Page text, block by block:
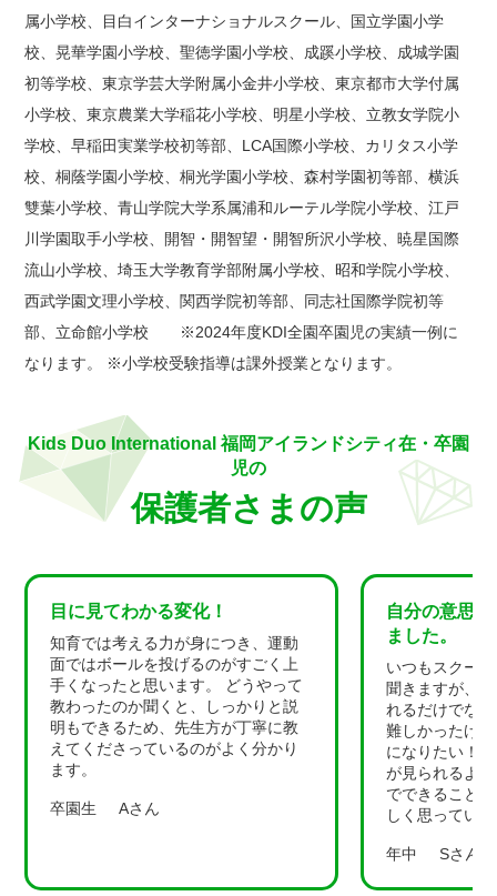
属小学校、目白インターナショナルスクール、国立学園小学
校、晃華学園小学校、聖徳学園小学校、成蹊小学校、成城学園
初等学校、東京学芸大学附属小金井小学校、東京都市大学付属
小学校、東京農業大学稲花小学校、明星小学校、立教女学院小
学校、早稲田実業学校初等部、LCA国際小学校、カリタス小学
校、桐蔭学園小学校、桐光学園小学校、森村学園初等部、横浜
雙葉小学校、青山学院大学系属浦和ルーテル学院小学校、江戸
川学園取手小学校、開智・開智望・開智所沢小学校、暁星国際
流山小学校、埼玉大学教育学部附属小学校、昭和学院小学校、
西武学園文理小学校、関西学院初等部、同志社国際学院初等
部、立命館小学校 ※2024年度KDI全園卒園児の実績一例に
なります。 ※小学校受験指導は課外授業となります。
Kids Duo International 福岡アイランドシティ在・卒園
児の
保護者さまの声
目に見てわかる変化！
知育では考える力が身につき、運動
面ではボールを投げるのがすごく上
手くなったと思います。 どうやって
教わったのか聞くと、しっかりと説
明もできるため、先生方が丁寧に教
えてくださっているのがよく分かり
ます。
卒園生 Aさん
自分の意思
ました。
いつもスクー
聞きますが、
れるだけでな
難しかったけ
になりたい！
が見られるよ
でできること
しく思ってい
年中 Sさん